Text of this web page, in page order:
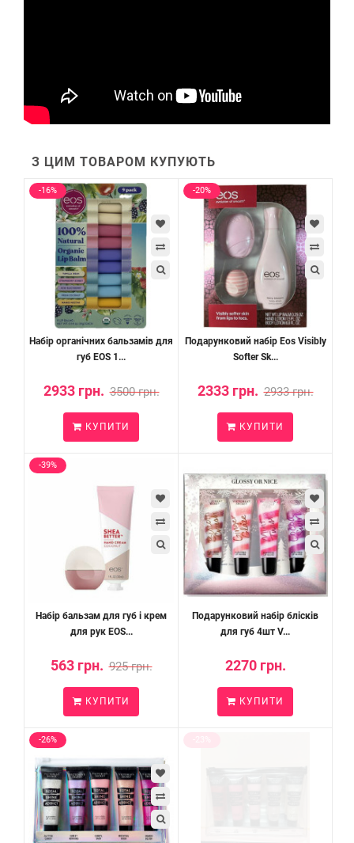
З ЦИМ ТОВАРОМ КУПУЮТЬ
-16%
Набір органічних бальзамів для
губ EOS 1...
2933 грн. 3500 грн.
КУПИТИ
-20%
Подарунковий набір Eos Visibly
Softer Sk...
2333 грн. 2933 грн.
КУПИТИ
-39%
Набір бальзам для губ і крем
для рук EOS...
563 грн. 925 грн.
КУПИТИ
Подарунковий набір блісків
для губ 4шт V...
2270 грн.
КУПИТИ
-26%